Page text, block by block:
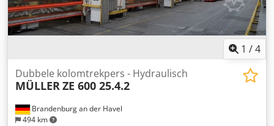
1 /4
Brandenburg an der Havel
494 km
Dubbele kolomtrekpers - Hydraulisch
MÜLLERZE 600 25.4.2